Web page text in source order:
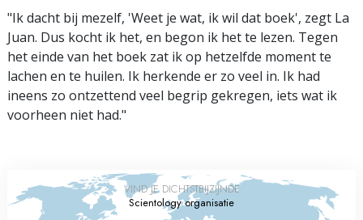
"Ik dacht bij mezelf, 'Weet je wat, ik wil dat boek', zegt La
Juan. Dus kocht ik het, en begon ik het te lezen. Tegen
het einde van het boek zat ik op hetzelfde moment te
lachen en te huilen. Ik herkende er zo veel in. Ik had
ineens zo ontzettend veel begrip gekregen, iets wat ik
voorheen niet had."
VIND JE DICHTSTBIJZIJNDE
Scientology organisatie